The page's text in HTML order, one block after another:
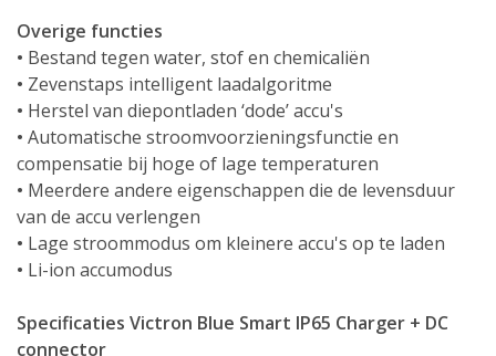
Overige functies
• Bestand tegen water, stof en chemicaliën
• Zevenstaps intelligent laadalgoritme
• Herstel van diepontladen ‘dode’ accu's
• Automatische stroomvoorzieningsfunctie en
compensatie bij hoge of lage temperaturen
• Meerdere andere eigenschappen die de levensduur
van de accu verlengen
• Lage stroommodus om kleinere accu's op te laden
• Li-ion accumodus
Specificaties Victron Blue Smart IP65 Charger + DC
connector